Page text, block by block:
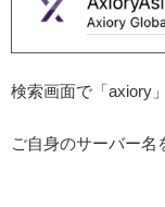
検索画面で「axiory
ご自身のサーバー名